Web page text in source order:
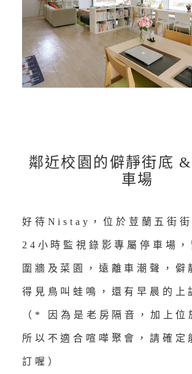
鄰近校園的僻靜街底
車場
好待Nistay，位於荳蘭五街街
24小時監視錄影專屬停車場，
圍牆及菜園，遠離車潮聲，僻
得見鳥叫蛙鳴，還有早晨的上
（* 因為是老房隔音，加上位
所以不適合喧嘩聚會，請確定
訂喔）